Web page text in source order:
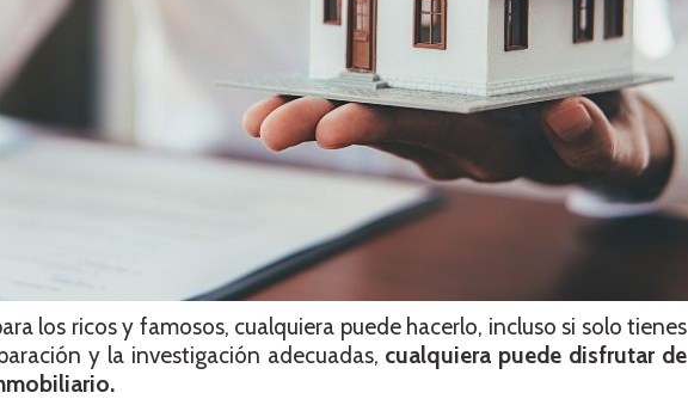
los ricos y famosos, cualquiera puede hacerlo, incluso si solo tienes
y la investigación adecuadas, cualquiera puede disfrutar de